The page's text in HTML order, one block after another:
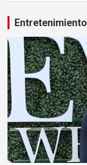
Entretenimiento